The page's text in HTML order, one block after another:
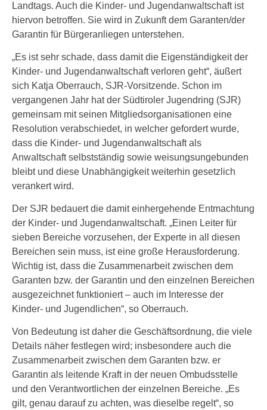
Landtags. Auch die Kinder- und Jugendanwaltschaft ist
hiervon betroffen. Sie wird in Zukunft dem Garanten/der
Garantin für Bürgeranliegen unterstehen.
„Es ist sehr schade, dass damit die Eigenständigkeit der
Kinder- und Jugendanwaltschaft verloren geht“, äußert
sich Katja Oberrauch, SJR-Vorsitzende. Schon im
vergangenen Jahr hat der Südtiroler Jugendring (SJR)
gemeinsam mit seinen Mitgliedsorganisationen eine
Resolution verabschiedet, in welcher gefordert wurde,
dass die Kinder- und Jugendanwaltschaft als
Anwaltschaft selbstständig sowie weisungsungebunden
bleibt und diese Unabhängigkeit weiterhin gesetzlich
verankert wird.
Der SJR bedauert die damit einhergehende Entmachtung
der Kinder- und Jugendanwaltschaft. „Einen Leiter für
sieben Bereiche vorzusehen, der Experte in all diesen
Bereichen sein muss, ist eine große Herausforderung.
Wichtig ist, dass die Zusammenarbeit zwischen dem
Garanten bzw. der Garantin und den einzelnen Bereichen
ausgezeichnet funktioniert – auch im Interesse der
Kinder- und Jugendlichen“, so Oberrauch.
Von Bedeutung ist daher die Geschäftsordnung, die viele
Details näher festlegen wird; insbesondere auch die
Zusammenarbeit zwischen dem Garanten bzw. er
Garantin als leitende Kraft in der neuen Ombudsstelle
und den Verantwortlichen der einzelnen Bereiche. „Es
gilt, genau darauf zu achten, was dieselbe regelt“, so